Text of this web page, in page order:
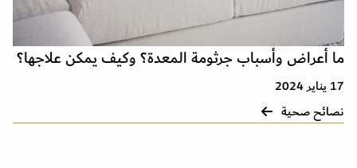
ما أعراض وأسباب جرثومة المعدة؟ وكيف يمكن علاجها؟
17 يناير 2024
نصائح صحية